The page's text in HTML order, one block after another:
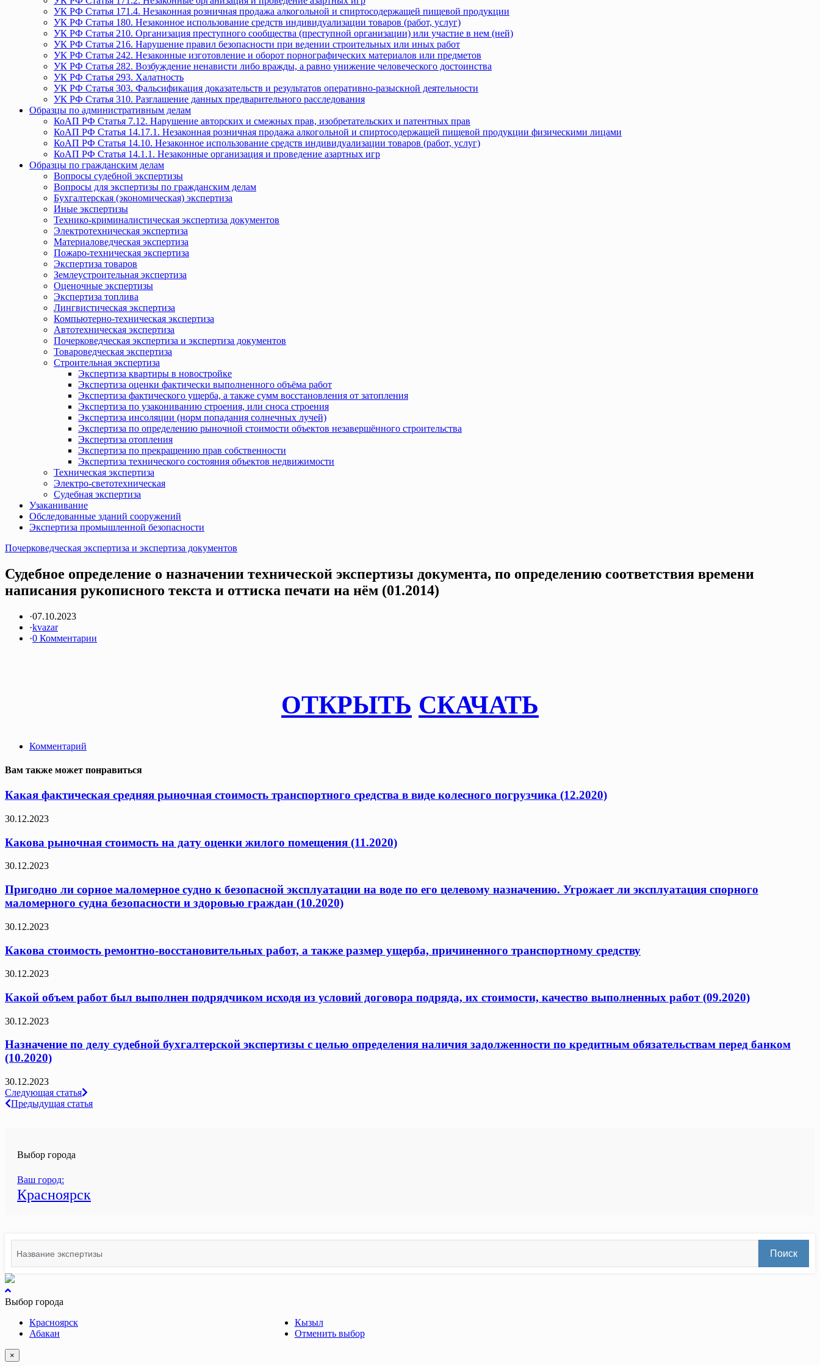
УК РФ Статья 171.4. Незаконная розничная продажа алкогольной и спиртосодержащей пищевой продукции
УК РФ Статья 180. Незаконное использование средств индивидуализации товаров (работ, услуг)
УК РФ Статья 210. Организация преступного сообщества (преступной организации) или участие в нем (ней)
УК РФ Статья 216. Нарушение правил безопасности при ведении строительных или иных работ
УК РФ Статья 242. Незаконные изготовление и оборот порнографических материалов или предметов
УК РФ Статья 282. Возбуждение ненависти либо вражды, а равно унижение человеческого достоинства
УК РФ Статья 293. Халатность
УК РФ Статья 303. Фальсификация доказательств и результатов оперативно-разыскной деятельности
УК РФ Статья 310. Разглашение данных предварительного расследования
Образцы по административным делам
КоАП РФ Статья 7.12. Нарушение авторских и смежных прав, изобретательских и патентных прав
КоАП РФ Статья 14.17.1. Незаконная розничная продажа алкогольной и спиртосодержащей пищевой продукции физическими лицами
КоАП РФ Статья 14.10. Незаконное использование средств индивидуализации товаров (работ, услуг)
КоАП РФ Статья 14.1.1. Незаконные организация и проведение азартных игр
Образцы по гражданским делам
Вопросы судебной экспертизы
Вопросы для экспертизы по гражданским делам
Бухгалтерская (экономическая) экспертиза
Иные экспертизы
Технико-криминалистическая экспертиза документов
Электротехническая экспертиза
Материаловедческая экспертиза
Пожаро-техническая экспертиза
Экспертиза товаров
Землеустроительная экспертиза
Оценочные экспертизы
Экспертиза топлива
Лингвистическая экспертиза
Компьютерно-техническая экспертиза
Автотехническая экспертиза
Почерковедческая экспертиза и экспертиза документов
Товароведческая экспертиза
Строительная экспертиза
Экспертиза квартиры в новостройке
Экспертиза оценки фактически выполненного объёма работ
Экспертиза фактического ущерба, а также сумм восстановления от затопления
Экспертиза по узакониванию строения, или сноса строения
Экспертиза инсоляции (норм попадания солнечных лучей)
Экспертиза по определению рыночной стоимости объектов незавершённого строительства
Экспертиза отопления
Экспертиза по прекращению прав собственности
Экспертиза технического состояния объектов недвижимости
Техническая экспертиза
Электро-светотехническая
Судебная экспертиза
Узаканивание
Обследованные зданий сооружений
Экспертиза промышленной безопасности
Почерковедческая экспертиза и экспертиза документов
Судебное определение о назначении технической экспертизы документа, по определению соответствия времени
написания рукописного текста и оттиска печати на нём (01.2014)
·07.10.2023
·kvazar
·0 Комментарии
ОТКРЫТЬ СКАЧАТЬ
Комментарий
Вам также может понравиться
Какая фактическая средняя рыночная стоимость транспортного средства в виде колесного погрузчика (12.2020)
30.12.2023
Какова рыночная стоимость на дату оценки жилого помещения (11.2020)
30.12.2023
Пригодно ли сорное маломерное судно к безопасной эксплуатации на воде по его целевому назначению. Угрожает ли эксплуатация спорного
маломерного судна безопасности и здоровью граждан (10.2020)
30.12.2023
Какова стоимость ремонтно-восстановительных работ, а также размер ущерба, причиненного транспортному средству
30.12.2023
Какой объем работ был выполнен подрядчиком исходя из условий договора подряда, их стоимости, качество выполненных работ (09.2020)
30.12.2023
Назначение по делу судебной бухгалтерской экспертизы с целью определения наличия задолженности по кредитным обязательствам перед банком
(10.2020)
30.12.2023
Навигация
по
Следующая статья
Предыдущая статья
Выбор города
Ваш город:
Красноярск
for:
Поиск
вернуться
к
Выбор города
Красноярск
Абакан
Кызыл
Отменить выбор
×